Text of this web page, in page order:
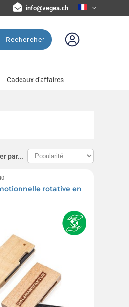
info@vegea.ch
Rechercher
Cadeaux d'affaires
par...
rotative en